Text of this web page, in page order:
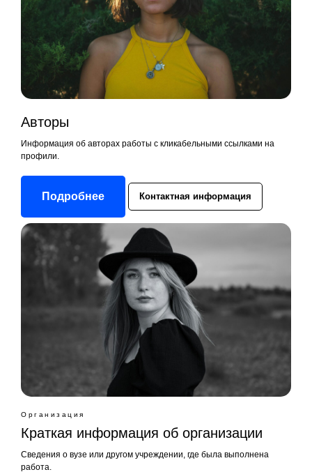
Авторы
Информация об авторах работы с кликабельными ссылками на
профили.
Подробнее Контактная информация
Организация
Краткая информация об организации
Сведения о вузе или другом учреждении, где была выполнена
работа.